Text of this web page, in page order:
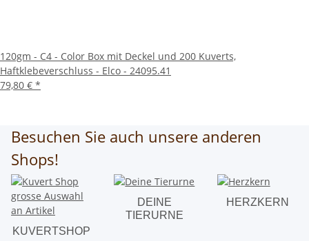
120gm - C4 - Color Box mit Deckel und 200 Kuverts,
Haftklebeverschluss - Elco - 24095.41
79,80 € *
Besuchen Sie auch unsere anderen
Shops!
KUVERTSHOP
DEINE
TIERURNE
HERZKERN